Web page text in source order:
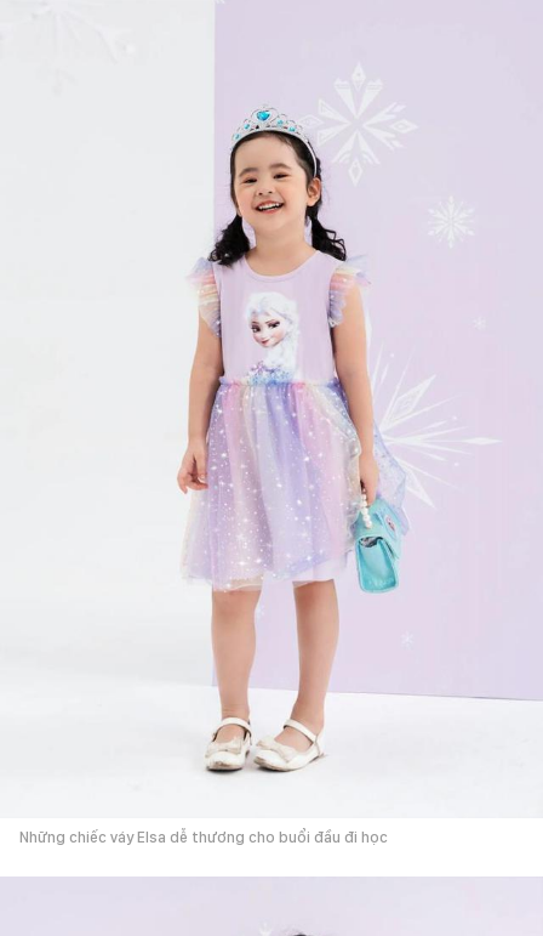
Những chiếc váy Elsa dễ thương cho buổi đầu đi học